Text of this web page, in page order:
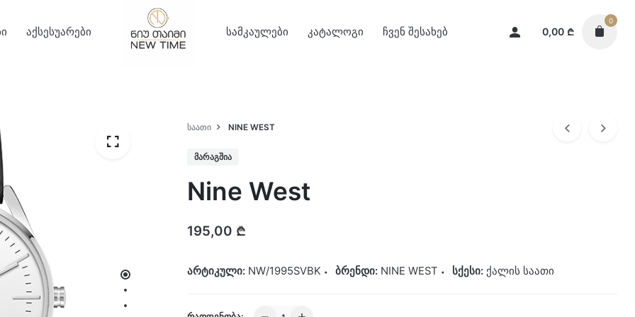
აქსესუარები სამკაულები კატალოგი ჩვენ შესახებ 0,00 ₾
0
ᲡᲐᲐᲗᲘ NINE WEST
ᲛᲐᲠᲐᲒᲨᲘᲐ
Nine West
195,00 ₾
არტიკული: NW/1995SVBK ბრენდი: NINE WEST სქესი: ქალის საათი
Nine